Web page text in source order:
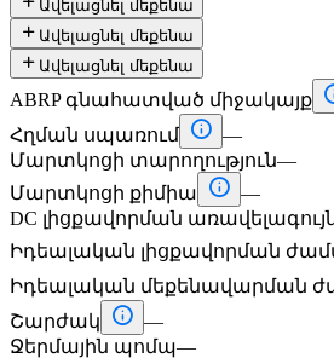
Ավելացնել մեքենա
 Ավելացնել մեքենա
 Ավելացնել մեքենա
ABRP գնահատված միջակայք
Հղման սպառում  —
Մարտկոցի տարողություն—
Մարտկոցի քիմիա
 —
DC լիցքավորման առավելագույն
Իդեալական լիցքավորման
Իդեալական մեքենավարման
Շարժակ
 —
Ջերմային պոմպ—